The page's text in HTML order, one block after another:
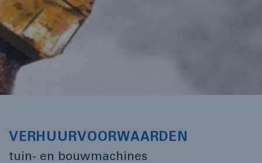
VERHUURVOORWAARDEN
tuin- en bouwmachines